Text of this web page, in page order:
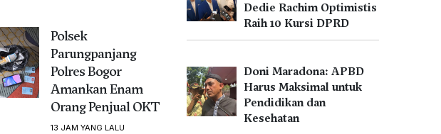
Polsek
Parungpanjang
Polres Bogor
Amankan Enam
Orang Penjual OKT
13 JAM YANG LALU
Dedie Rachim Optimistis
Raih 10 Kursi DPRD
Doni Maradona: APBD
Harus Maksimal untuk
Pendidikan dan
Kesehatan